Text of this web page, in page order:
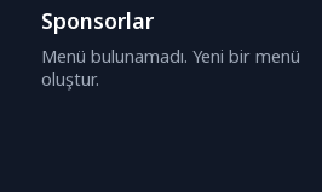
Sponsorlar
Menü bulunamadı. Yeni bir menü
oluştur.